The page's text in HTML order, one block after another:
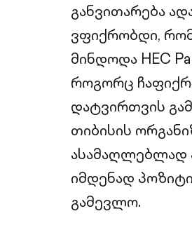
განვითარება
ვფიქრობდი,
მინდოდა HEC
როგორც
დატვირთვის
თიბისის
ასამაღლებლად
იმდენად
გამევლო.